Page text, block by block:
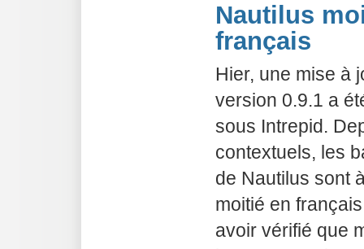
Nautilus
français
Hier, une mise à
version 0.9.1 a
sous Intrepid.
contextuels, les
de Nautilus sont
moitié en
avoir vérifié que